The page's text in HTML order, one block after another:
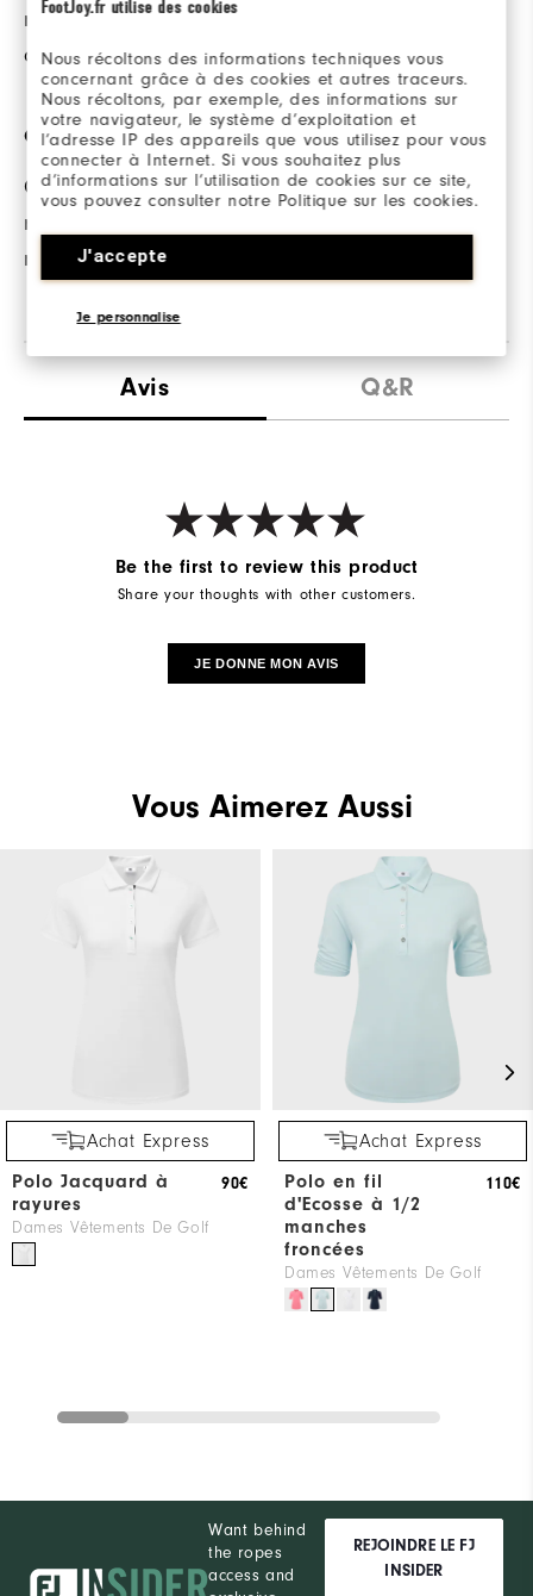
FootJoy.fr utilise des cookies
Nous récoltons des informations techniques vous
concernant grâce à des cookies et autres traceurs.
Nous récoltons, par exemple, des informations sur
votre navigateur, le système d’exploitation et
l’adresse IP des appareils que vous utilisez pour vous
connecter à Internet. Si vous souhaitez plus
d’informations sur l’utilisation de cookies sur ce site,
vous pouvez consulter notre Politique sur les cookies.
J'accepte
Je personnalise
même en cas
d’humidité.
OURLET COUSU MAIN
Construction
renforcée et look sur
mesure.
Avis Q&R
Be the first to review this product
Share your thoughts with other customers.
JE DONNE MON AVIS
Vous Aimerez Aussi
Achat Express
Polo Jacquard à
rayures
Dames Vêtements De Golf
90€
Achat Express
Polo en fil
d'Ecosse à 1/2
manches
froncées
Dames Vêtements De Golf
110€
Want behind
the ropes
access and
REJOINDRE LE FJ
INSIDER